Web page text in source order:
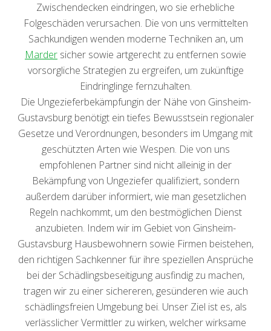
Zwischendecken eindringen, wo sie erhebliche
Folgeschäden verursachen. Die von uns vermittelten
Sachkundigen wenden moderne Techniken an, um
Marder sicher sowie artgerecht zu entfernen sowie
vorsorgliche Strategien zu ergreifen, um zukünftige
Eindringlinge fernzuhalten.
Die Ungezieferbekämpfungin der Nähe von Ginsheim-
Gustavsburg benötigt ein tiefes Bewusstsein regionaler
Gesetze und Verordnungen, besonders im Umgang mit
geschützten Arten wie Wespen. Die von uns
empfohlenen Partner sind nicht alleinig in der
Bekämpfung von Ungeziefer qualifiziert, sondern
außerdem darüber informiert, wie man gesetzlichen
Regeln nachkommt, um den bestmöglichen Dienst
anzubieten. Indem wir im Gebiet von Ginsheim-
Gustavsburg Hausbewohnern sowie Firmen beistehen,
den richtigen Sachkenner für ihre speziellen Ansprüche
bei der Schädlingsbeseitigung ausfindig zu machen,
tragen wir zu einer sichereren, gesünderen wie auch
schädlingsfreien Umgebung bei. Unser Ziel ist es, als
verlässlicher Vermittler zu wirken, welcher wirksame